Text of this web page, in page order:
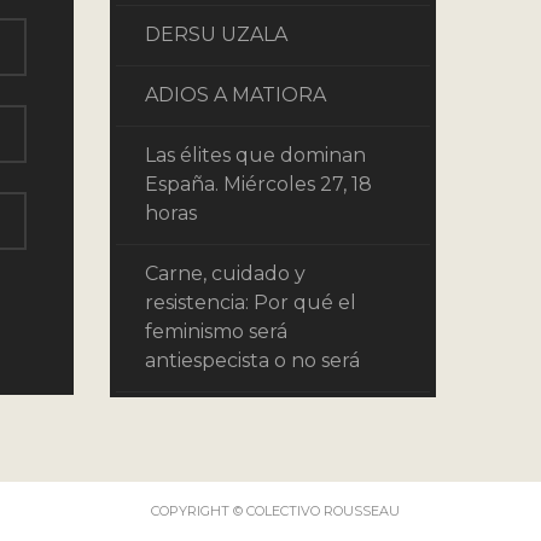
DERSU UZALA
ADIOS A MATIORA
Las élites que dominan
España. Miércoles 27, 18
horas
Carne, cuidado y
resistencia: Por qué el
feminismo será
antiespecista o no será
COPYRIGHT © COLECTIVO ROUSSEAU